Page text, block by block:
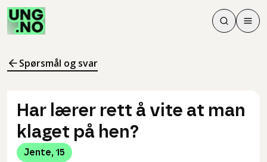
Søk
Søk
Meny
Spørsmål og svar
Har lærer rett å vite at man
klaget på hen?
Jente, 15